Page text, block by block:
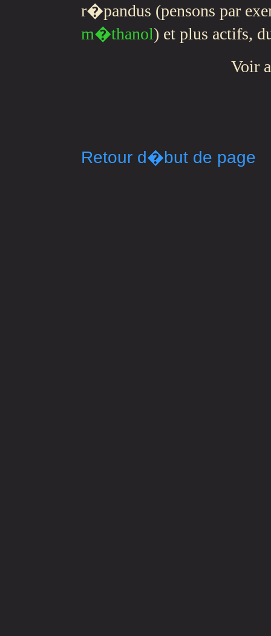
r�pandus (pensons par
m�thanol) et plus actifs,
Voir
Retour d�but de page